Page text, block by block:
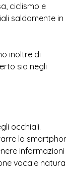
ciclismo e
saldamente in
inoltre di
sia negli
occhiali.
lo
informazioni
vocale